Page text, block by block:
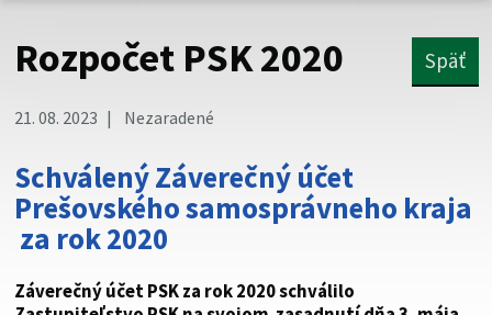
Táto stránka je zabezpečená
Buďte pozorní a vždy sa uistite, že zdieľate informácie iba
vždy začína https:// pred názvom domény webového sídla.
Rozpočet PSK 2020 Späť
21. 08. 2023 Nezaradené
Schválený Záverečný účet
Prešovského samosprávneho kraja
za rok 2020
Záverečný účet PSK za rok 2020 schválilo